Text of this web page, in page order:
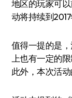
地区的玩家可
动将持续到2017
值得一提的是
上也有一定的
此外，本次活动